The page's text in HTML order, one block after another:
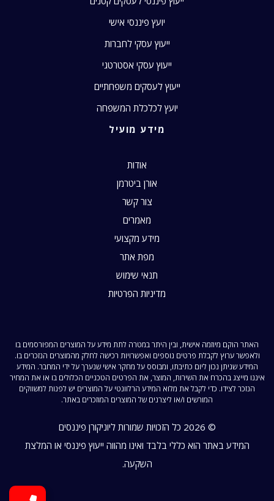
יועץ פיננסי אישי
ייעוץ עסקי לחברות
ייעוץ עסקי אסטרטגי
ייעוץ לעסקים משפחתיים
יועץ לכלכלת המשפחה
מידע מועיל
אודות
אורן ביטרמן
צור קשר
מאמרים
מידע מקצועי
מפת אתר
תנאי שימוש
מדיניות הפרטיות
האתר הוקם מיוזמה אישית, ובין היתר במטרה לתת מידע על המוצרים המפורסמים בו
ולאפשר ערוץ לקבלת פרטים נוספים ואפשרויות רכישה לחלק מהמוצרים הנזכרים בו.
המידע שניתן נכון ליום כתיבתו, ומבוסס על מחקר אישי שנערך על ידי המחבר. המידע
איננו מייצג בהכרח את השירות, המוצר, את הפרטים הטכניים הכלולים בו או את המחיר
הנזכר לצידו. כדי לקבל את מלוא המידע הרלוונטי על המוצרים יש לפנות למשווקים
המורשים ו/או ליצרנים של המוצרים המוזכרים באתר.
© 2026 כל הזכויות שמורות ליוניקורן פיננסים
המידע באתר הוא כללי בלבד ואינו מהווה ייעוץ פיננסי או המלצת
השקעה.